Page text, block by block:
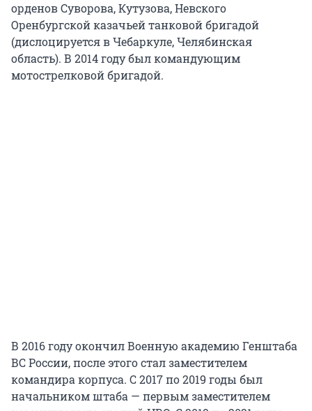
орденов Суворова, Кутузова, Невского
Оренбургской казачьей танковой бригадой
(дислоцируется в Чебаркуле, Челябинская
область). В 2014 году был командующим
мотострелковой бригадой.
В 2016 году окончил Военную академию Генштаба
ВС России, после этого стал заместителем
командира корпуса. С 2017 по 2019 годы был
начальником штаба — первым заместителем